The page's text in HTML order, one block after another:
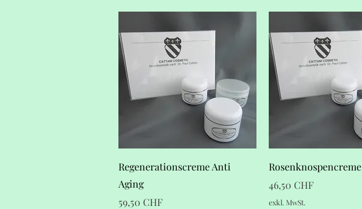
Schnellansicht
Regenerationscreme Anti
Aging
Preis
59,50 CHF
Schnellansicht
Rosenknospencreme
Preis
46,50 CHF
exkl. MwSt.